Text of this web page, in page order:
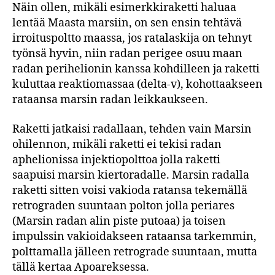
Näin ollen, mikäli esimerkkiraketti haluaa
lentää Maasta marsiin, on sen ensin tehtävä
irroituspoltto maassa, jos ratalaskija on tehnyt
työnsä hyvin, niin radan perigee osuu maan
radan perihelionin kanssa kohdilleen ja raketti
kuluttaa reaktiomassaa (delta-v), kohottaakseen
rataansa marsin radan leikkaukseen.
Raketti jatkaisi radallaan, tehden vain Marsin
ohilennon, mikäli raketti ei tekisi radan
aphelionissa injektiopolttoa jolla raketti
saapuisi marsin kiertoradalle. Marsin radalla
raketti sitten voisi vakioda ratansa tekemällä
retrograden suuntaan polton jolla periares
(Marsin radan alin piste putoaa) ja toisen
impulssin vakioidakseen rataansa tarkemmin,
polttamalla jälleen retrograde suuntaan, mutta
tällä kertaa Apoareksessa.